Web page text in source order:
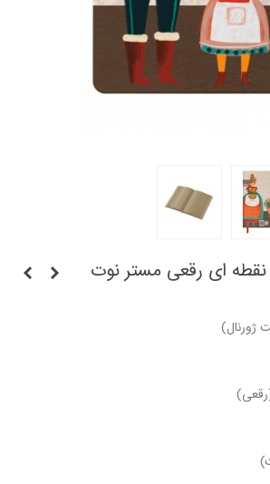
نقطه ای رقعی مستر نوت
ژورنال)